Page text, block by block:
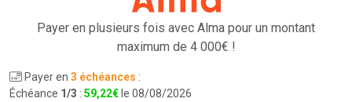
Payer en plusieurs fois avec Alma pour un montant
maximum de 4 000€ !
Payer en 3 échéances :
Échéance 1/3 : 59,22€ le 08/08/2026